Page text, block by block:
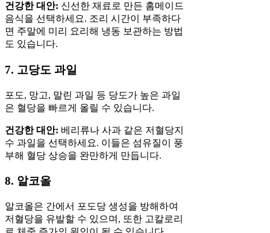
건강한 대안: 신선한 재료로 만든 홈메이드
음식을 선택하세요. 조리 시간이 부족하다
면 주말에 미리 요리해 냉동 보관하는 방법
도 있습니다.
7. 고당도 과일
포도, 망고, 말린 과일 등 당도가 높은 과일
은 혈당을 빠르게 올릴 수 있습니다.
건강한 대안: 베리류나 사과 같은 저혈당지
수 과일을 선택하세요. 이들은 섬유질이 풍
부해 혈당 상승을 완만하게 만듭니다.
8. 알코올
알코올은 간에서 포도당 생성을 방해하여
저혈당을 유발할 수 있으며, 또한 고칼로리